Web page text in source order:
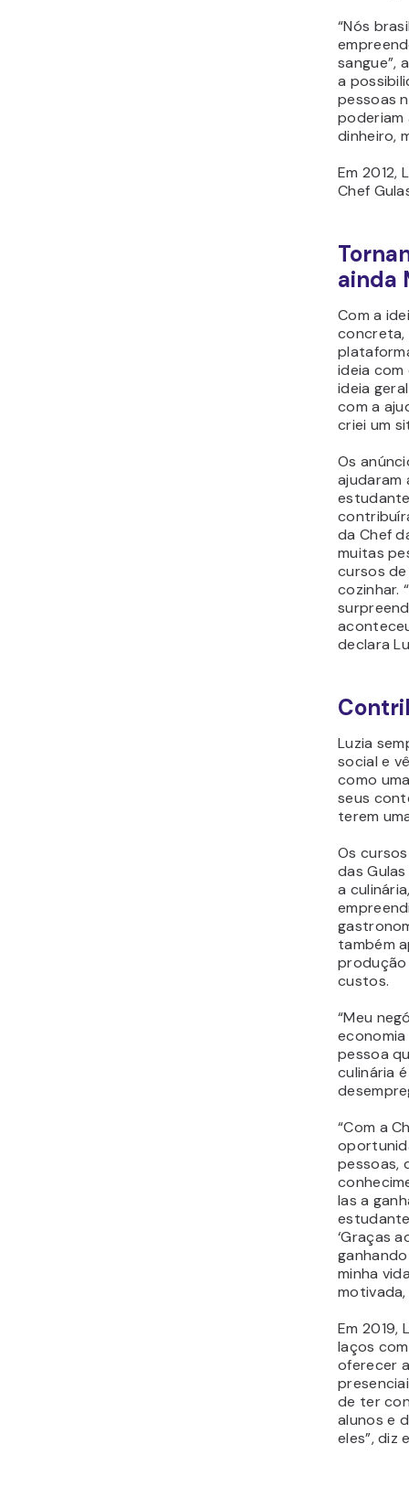
“Nós
sangue”,
a
pessoas
poderiam
dinheiro,
Em 2012,
Chef
ainda
Com a
concreta,
ideia com
ideia
com a
criei um
Os
ajudaram
da Chef
muitas
cursos
cozinhar.
declara
Luzia
social e
como
seus
terem
Os
das
a
também
produção
custos.
“Meu
pessoa
culinária
“Com a
pessoas,
las a
‘Graças
minha
Em 2019,
laços
oferecer
de ter
alunos e
eles”, diz